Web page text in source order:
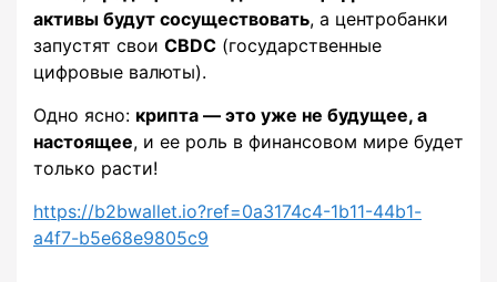
активы будут сосуществовать, а центробанки
запустят свои CBDC (государственные
цифровые валюты).
Одно ясно: крипта — это уже не будущее, а
настоящее, и ее роль в финансовом мире будет
только расти!
https://b2bwallet.io?ref=0a3174c4-1b11-44b1-
a4f7-b5e68e9805c9